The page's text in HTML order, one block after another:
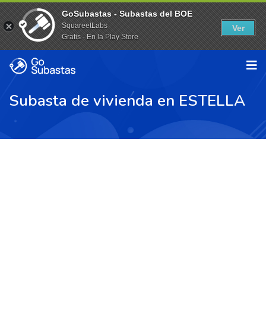
Subasta de vivienda en ESTELLA
GoSubastas - Subastas del BOE
SquareetLabs
Gratis - En la Play Store
Ver